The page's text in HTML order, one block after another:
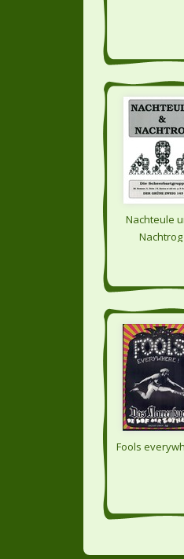
Nachteule
Nachtrog
Fools